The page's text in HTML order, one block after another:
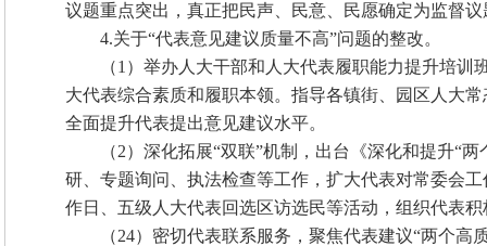
议题重点突出，真正把民声、民意、民愿确定为监督议
4.关于“代表意见建议质量不高”问题的整改。
（1）举办人大干部和人大代表履职能力提升培
大代表综合素质和履职本领。指导各镇街、园区人大
全面提升代表提出意见建议水平。
（2）深化拓展“双联”机制，出台《深化和提升“
研、专题询问、执法检查等工作，扩大代表对常委会
作日、五级人大代表回选区访选民等活动，组织代表
（24）密切代表联系服务，聚焦代表建议“两个